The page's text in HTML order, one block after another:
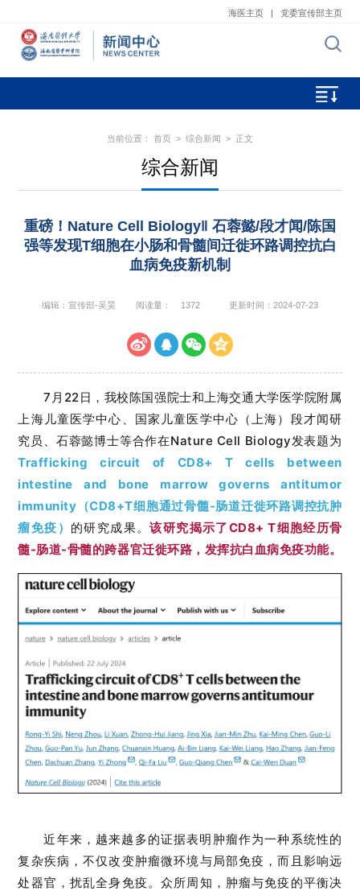
海医主页 | 党委宣传部主页
当前位置： 首页 > 综合新闻 > 正文
综合新闻
重磅！Nature Cell Biology‖ 石蓉懿/段才闻/陈国
强等发现T细胞在小肠和骨髓间迁徙环路调控抗白
血病免疫新机制
编辑：宣传部-吴昊 阅读量： 1372 更新时间：2024-07-23
7月22日，我校陈国强院士和上海交通大学医学院附属
上海儿童医学中心、国家儿童医学中心（上海）段才闻研
究员、石蓉懿博士等合作在Nature Cell Biology发表题为
Trafficking circuit of CD8+ T cells between
intestine and bone marrow governs antitumor
immunity（CD8+T细胞通过骨髓-肠道迁徙环路调控抗肿
瘤免疫） 的研究成果。该研究揭示了CD8+ T细胞经历骨
髓-肠道-骨髓的跨器官迁徙环路，发挥抗白血病免疫功能。
近年来，越来越多的证据表明肿瘤作为一种系统性的
复杂疾病，不仅改变肿瘤微环境与局部免疫，而且影响远
处器官，扰乱全身免疫。众所周知，肿瘤与免疫的平衡决